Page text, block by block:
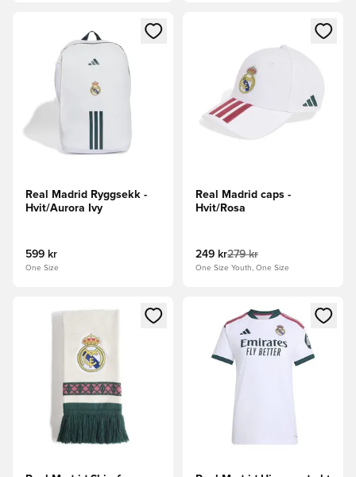
Åpner en Modal for å logge inn eller registrere deg som
Real Madrid Ryggsekk -
Hvit/Aurora Ivy
599 kr
One Size
Åpner en Modal for å logge
Real Madrid caps -
Hvit/Rosa
249 kr279 kr
One Size Youth, One Size
Åpner en Modal for å logge inn eller registrere deg som
Åpner en Modal for å logge